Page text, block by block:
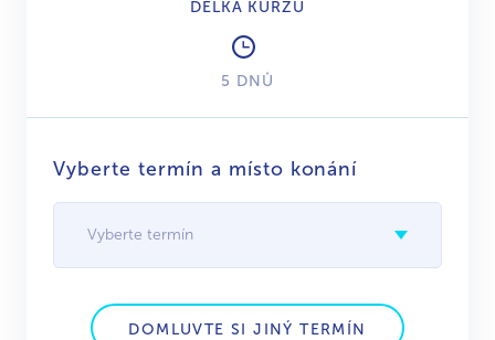
DÉLKA KURZU
5 DNŮ
Vyberte termín a místo konání
Vyberte termín
DOMLUVTE SI JINÝ TERMÍN